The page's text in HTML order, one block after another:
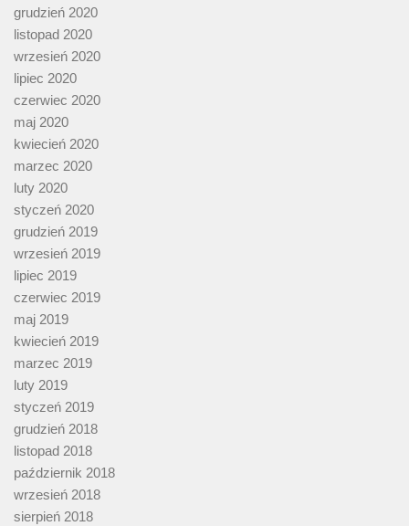
grudzień 2020
listopad 2020
wrzesień 2020
lipiec 2020
czerwiec 2020
maj 2020
kwiecień 2020
marzec 2020
luty 2020
styczeń 2020
grudzień 2019
wrzesień 2019
lipiec 2019
czerwiec 2019
maj 2019
kwiecień 2019
marzec 2019
luty 2019
styczeń 2019
grudzień 2018
listopad 2018
październik 2018
wrzesień 2018
sierpień 2018